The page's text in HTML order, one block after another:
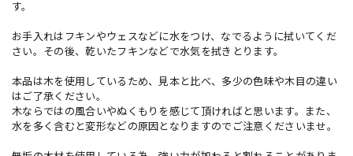
す。
お手入れはフキンやウェスなどに水をつけ、なでるように拭いてくだ
さい。その後、乾いたフキンなどで水気を拭きとります。
本品は木を使用しているため、見本と比べ、多少の色味や木目の違い
はご了承ください。
木ならではの風合いやぬくもりを感じて頂ければと思います。また、
水を多く含むと変形などの原因となりますのでご注意くださいませ。